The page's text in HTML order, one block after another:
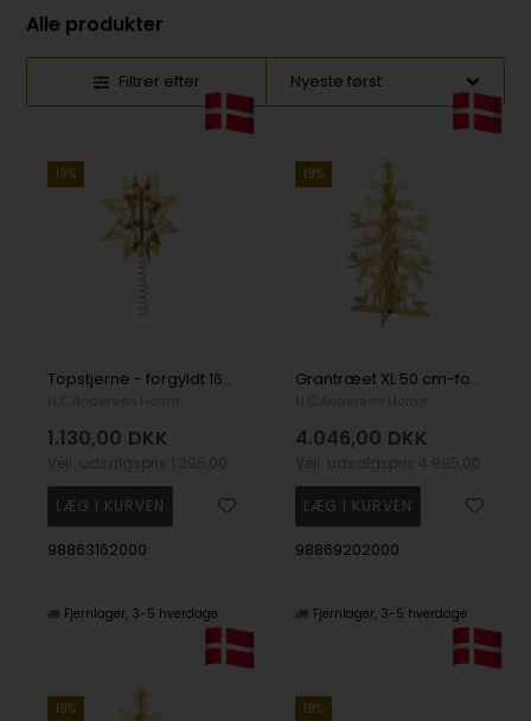
Alle produkter
Filtrer efter
19%
Topstjerne - forgyldt 16,5cm, fra H.C. Andersen Home
1.130,00 DKK
98863162000
Fjernlager 3-5 hverdage
19%
Grantræet XL 50 cm-forgyldt, fra H.C. Andersen Home
4.046,00 DKK
98869202000
Fjernlager 3-5 hverdage
19% 19%